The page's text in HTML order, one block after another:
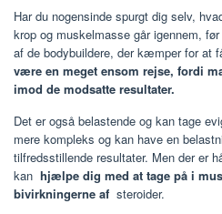
Har du nogensinde spurgt dig selv,
krop og muskelmasse går igennem,
af ​​de bodybuildere, der kæmper for at
være en meget ensom rejse, fordi
imod de modsatte resultater.
Det er også belastende og kan tage
mere kompleks og kan have en
tilfredsstillende resultater. Men der er
kan hjælpe dig med at tage på i
bivirkningerne af steroider.